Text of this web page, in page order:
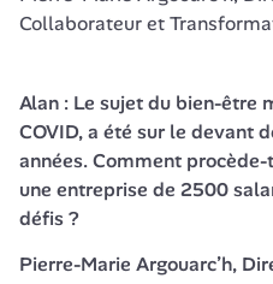
Collaborateur et
Alan : Le sujet du bien-être
COVID, a été sur le devant
années. Comment
une entreprise de 2500
défis ?
Pierre-Marie Argouarc’h,